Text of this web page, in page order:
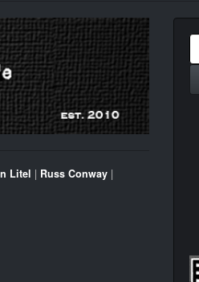
Litel | Russ Conway |